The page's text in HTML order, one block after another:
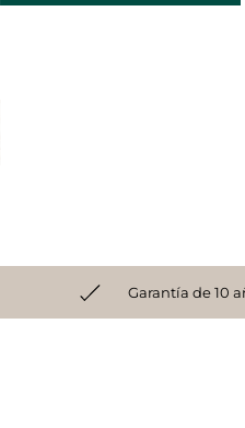
Garantía de 10